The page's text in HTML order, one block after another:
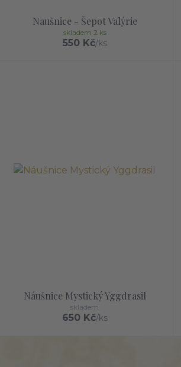
Naušnice - Šepot Valýrie
550 Kč/ks
skladem 2 ks
Náušnice Mystický Yggdrasil
650 Kč/ks
skladem